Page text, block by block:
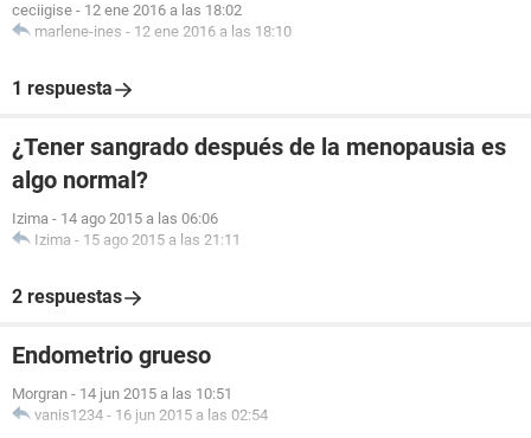
ceciigise - 12 ene 2016 a las 18:02
marlene-ines - 12 ene 2016 a las 18:10
1 respuesta
¿Tener sangrado después de la menopausia es
algo normal?
Izima - 14 ago 2015 a las 06:06
Izima - 15 ago 2015 a las 21:11
2 respuestas
Endometrio grueso
Morgran - 14 jun 2015 a las 10:51
vanis1234 - 16 jun 2015 a las 02:54